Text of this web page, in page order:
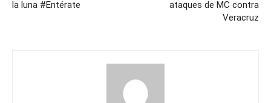
la luna #Entérate
ataques de MC contra
Veracruz